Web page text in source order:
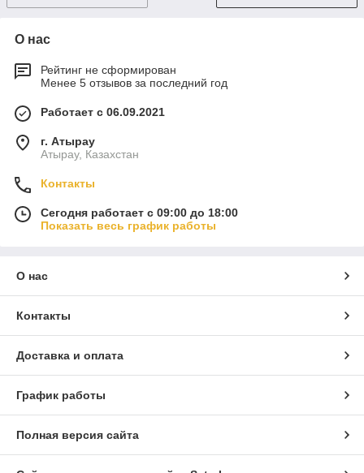
О нас
Рейтинг не сформирован
Менее 5 отзывов за последний год
Работает с 06.09.2021
г. Атырау
Атырау, Казахстан
Контакты
Сегодня работает с 09:00 до 18:00
Показать весь график работы
О нас
Контакты
Доставка и оплата
График работы
Полная версия сайта